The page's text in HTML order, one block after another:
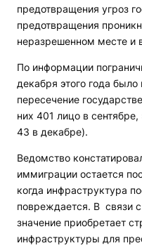
предотвращения угроз
предотвращения
неразрешенном месте и
По информации
декабря этого года
пересечение
них 401 лицо в
43 в декабре).
Ведомство
иммиграции остается
когда инфраструктура
повреждается. В связи
значение приобретает
инфраструктуры для